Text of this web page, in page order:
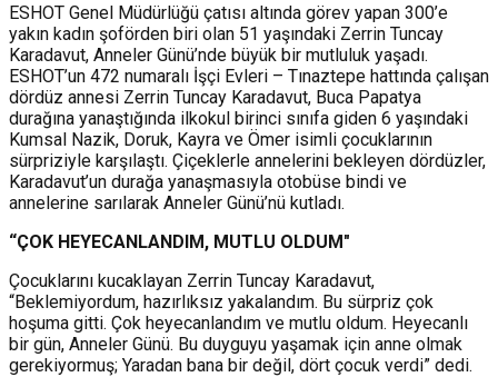
ESHOT Genel Müdürlüğü çatısı altında görev yapan 300’e
yakın kadın şoförden biri olan 51 yaşındaki Zerrin Tuncay
Karadavut, Anneler Günü’nde büyük bir mutluluk yaşadı.
ESHOT’un 472 numaralı İşçi Evleri – Tınaztepe hattında çalışan
dördüz annesi Zerrin Tuncay Karadavut, Buca Papatya
durağına yanaştığında ilkokul birinci sınıfa giden 6 yaşındaki
Kumsal Nazik, Doruk, Kayra ve Ömer isimli çocuklarının
sürpriziyle karşılaştı. Çiçeklerle annelerini bekleyen dördüzler,
Karadavut’un durağa yanaşmasıyla otobüse bindi ve
annelerine sarılarak Anneler Günü’nü kutladı.
“ÇOK HEYECANLANDIM, MUTLU OLDUM"
Çocuklarını kucaklayan Zerrin Tuncay Karadavut,
“Beklemiyordum, hazırlıksız yakalandım. Bu sürpriz çok
hoşuma gitti. Çok heyecanlandım ve mutlu oldum. Heyecanlı
bir gün, Anneler Günü. Bu duyguyu yaşamak için anne olmak
gerekiyormuş; Yaradan bana bir değil, dört çocuk verdi” dedi.